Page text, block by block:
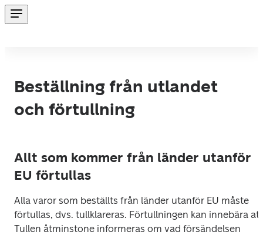
Beställning från utlandet
och förtullning
Allt som kommer från länder utanför
EU förtullas
Alla varor som beställts från länder utanför EU måste
förtullas, dvs. tullklareras. Förtullningen kan innebära att
Tullen åtminstone informeras om vad försändelsen